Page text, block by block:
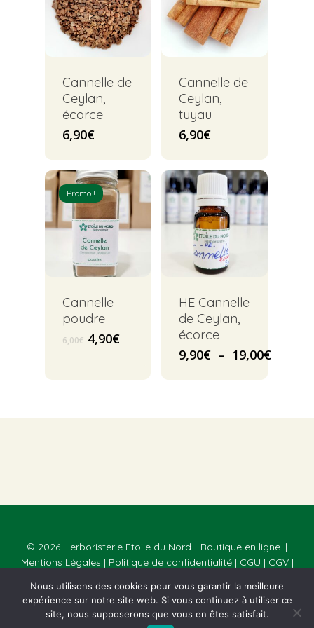
Cannelle de
Ceylan,
écorce
6,90€
Cannelle de
Ceylan,
tuyau
6,90€
Promo !
Cannelle
poudre
6,00€ Le
4,90€Le
HE Cannelle
de Ceylan,
écorce
9,90€ – 19,00€Plage
© 2026 Herboristerie Etoile du Nord - Boutique en ligne. |
Mentions Légales | Politique de confidentialité| CGU | CGV|
facebooklinkedin instagram
Nous utilisons des cookies pour vous garantir la meilleure
expérience sur notre site web. Si vous continuez à utiliser ce
site, nous supposerons que vous en êtes satisfait.